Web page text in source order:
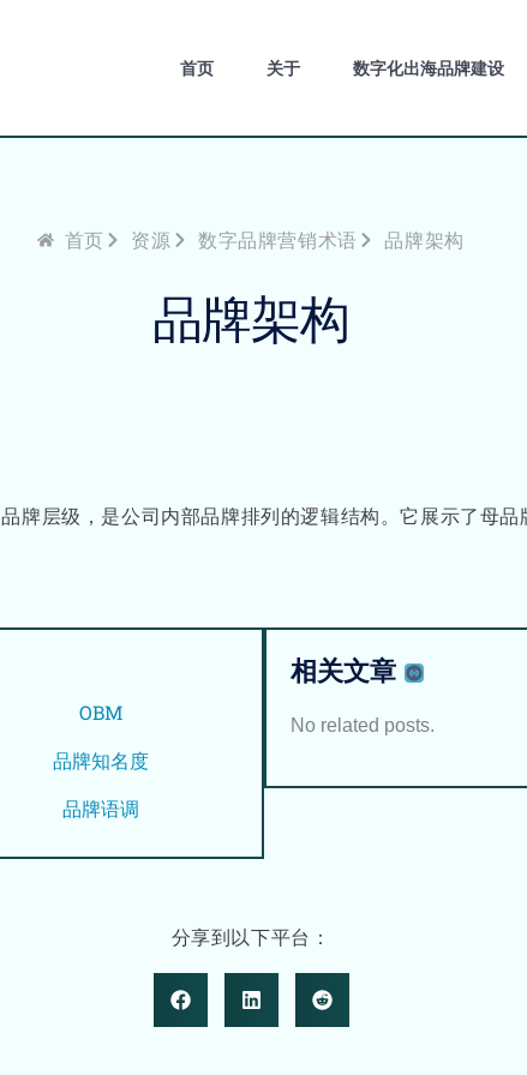
首页 关于 数字化出海品牌建设
首页 资源 数字品牌营销术语 品牌架构
品牌架构
层级，是公司内部品牌排列的逻辑结构。它展示了母品
OBM
品牌知名度
品牌语调
相关文章
No related posts.
分享到以下平台：